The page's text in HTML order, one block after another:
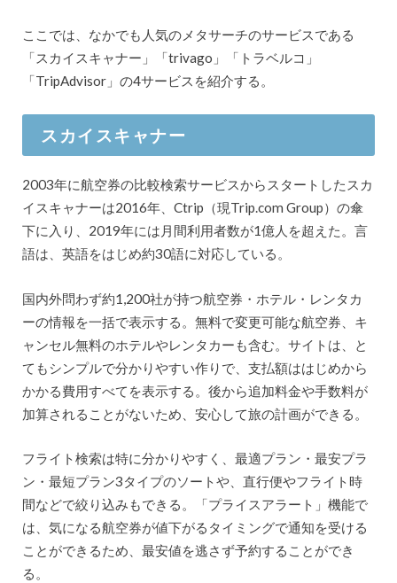
ここでは、なかでも人気のメタサーチのサービスである
「スカイスキャナー」「trivago」「トラベルコ」
「TripAdvisor」の4サービスを紹介する。
スカイスキャナー
2003年に航空券の比較検索サービスからスタートしたスカ
イスキャナーは2016年、Ctrip（現Trip.com Group）の傘
下に入り、2019年には月間利用者数が1億人を超えた。言
語は、英語をはじめ約30語に対応している。
国内外問わず約1,200社が持つ航空券・ホテル・レンタカ
ーの情報を一括で表示する。無料で変更可能な航空券、キ
ャンセル無料のホテルやレンタカーも含む。サイトは、と
てもシンプルで分かりやすい作りで、支払額ははじめから
かかる費用すべてを表示する。後から追加料金や手数料が
加算されることがないため、安心して旅の計画ができる。
フライト検索は特に分かりやすく、最適プラン・最安プラ
ン・最短プラン3タイプのソートや、直行便やフライト時
間などで絞り込みもできる。「プライスアラート」機能で
は、気になる航空券が値下がるタイミングで通知を受ける
ことができるため、最安値を逃さず予約することができ
る。